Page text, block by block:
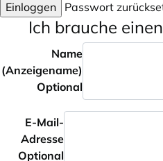
Einloggen Passwort
Ich brauche
Name
(Anzeigename)
Optional
E-Mail-
Adresse
Optional